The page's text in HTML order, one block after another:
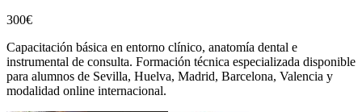
300€
Capacitación básica en entorno clínico, anatomía dental e
instrumental de consulta. Formación técnica especializada disponible
para alumnos de Sevilla, Huelva, Madrid, Barcelona, Valencia y
modalidad online internacional.